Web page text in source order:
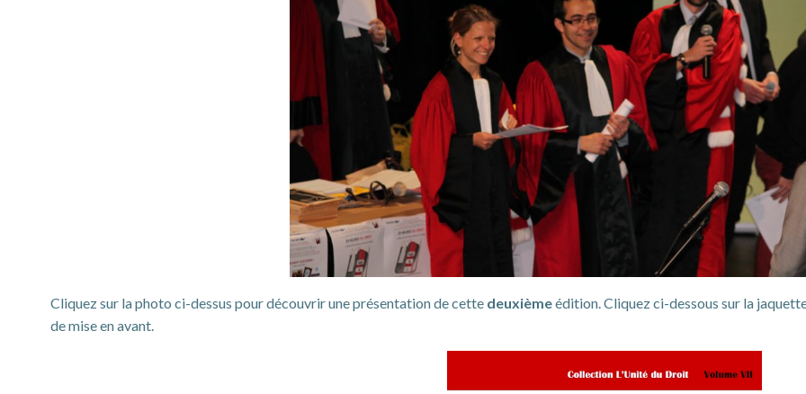
Cliquez sur la photo ci-dessus pour découvrir une présentation de cette deuxièmeédition. Cliquez ci-dessous sur la
de mise en avant.